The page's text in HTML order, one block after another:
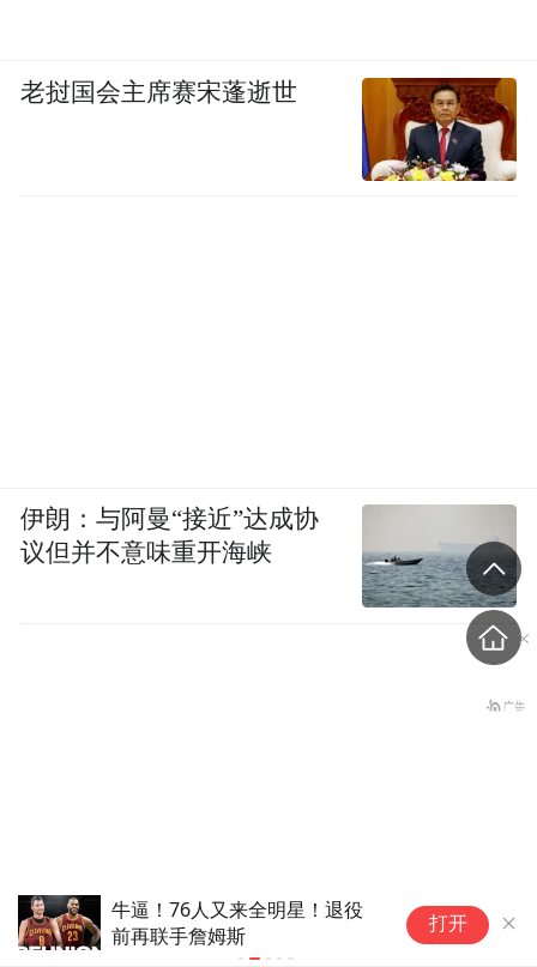
牛逼！76人又来全明星！退役
前再联手詹姆斯
打开
老挝国会主席赛宋蓬逝世
伊朗：与阿曼“接近”达成协
议但并不意味重开海峡
央视曝光！超8成睫毛胶样品